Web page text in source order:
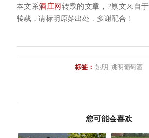
本文系酒庄网转载的文章，?原文来自于
转载，请标明原始出处，多谢配合！
标签： 姚明 ,姚明葡萄酒
您可能会喜欢